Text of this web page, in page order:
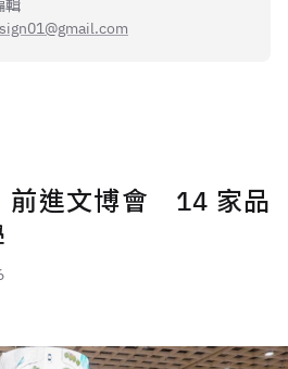
輯
前進文博會 14 家品